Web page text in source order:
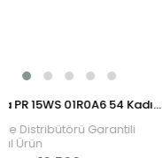
Prada PR 15WS 01R0A6 54 Kadın Güneş Gözlüğü
Garantili
Türkiye
Orjinal